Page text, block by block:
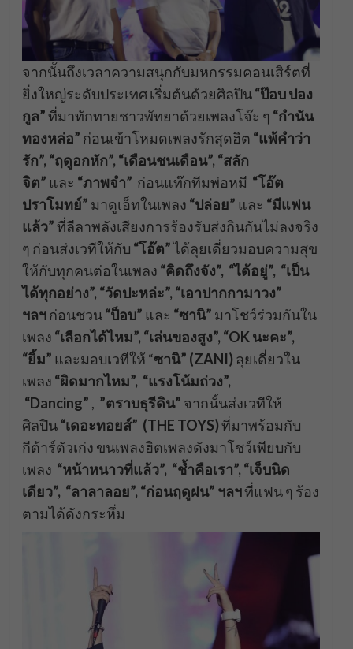
จากนั้นถึงเวลาความสนุกกับมหกรรมคอนเสิร์ตที่
ยิ่งใหญ่ระดับประเทศ เริ่มต้นด้วยศิลปิน“ป๊อบ ปอง
กูล”ที่มาทักทายชาวพัทยาด้วยเพลงโจ๊ะ ๆ “กำนัน
ทองหล่อ” ก่อนเข้าโหมดเพลงรักสุดฮิต “แพ้คำว่า
รัก”, “ฤดูอกหัก”, “เดือนชนเดือน”, “สลัก
จิต” และ “ภาพจำ” ก่อนแท๊กทีมพ่อหมี “โอ๊ต
ปราโมทย์” มาดูเอ็ทในเพลง “ปล่อย” และ “มีแฟน
แล้ว”ที่ลีลาพลังเสียงการร้องรับส่งกินกันไม่ลงจริง
ๆ ก่อนส่งเวทีให้กับ “โอ๊ต”ได้ลุยเดี่ยวมอบความสุข
ให้กับทุกคนต่อในเพลง “คิดถึงจัง”, “ได้อยู่”, “เป็น
ได้ทุกอย่าง”, “วัดปะหล่ะ”, “เอาปากกามาวง”
ฯลฯก่อนชวน“ป็อบ” และ “ซานิ” มาโชว์ร่วมกันใน
เพลง “เลือกได้ไหม”, “เล่นของสูง”, “OK นะคะ”,
“ยิ้ม” และมอบเวทีให้ “ซานิ” (ZANI) ลุยเดี่ยวใน
เพลง “ผิดมากไหม”, “แรงโน้มถ่วง”,
“Dancing” , ”ตราบธุรีดิน” จากนั้นส่งเวทีให้
ศิลปิน“เดอะทอยส์” (THE TOYS)ที่มาพร้อมกับ
กีต้าร์ตัวเก่ง ขนเพลงฮิตเพลงดังมาโชว์เพียบกับ
เพลง “หน้าหนาวที่แล้ว”, “ช้ำคือเรา”, “เจ็บนิด
เดียว”, “ลาลาลอย”, “ก่อนฤดูฝน” ฯลฯที่แฟน ๆ ร้อง
ตามได้ดังกระหึ่ม